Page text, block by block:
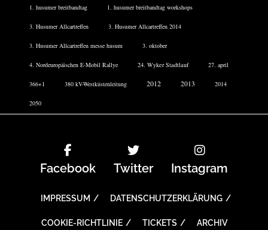
1. husumer breitbandtag 1. husumer breitbandtag workshops
3. Husumer Allcartreffen 3. Husumer Allcartreffen 2014
3. Husumer Allcartreffen messe husum 3. oktober
4. Nordeuropäischen E-Mobil Rallye 24. Wyker Stadtlauf 27. april
366+1 380 kV-Westküstenleitung 2012 2013 2014
2050
Facebook Twitter Instagram
IMPRESSUM DATENSCHUTZERKLÄRUNG
COOKIE-RICHTLINIE TICKETS ARCHIV